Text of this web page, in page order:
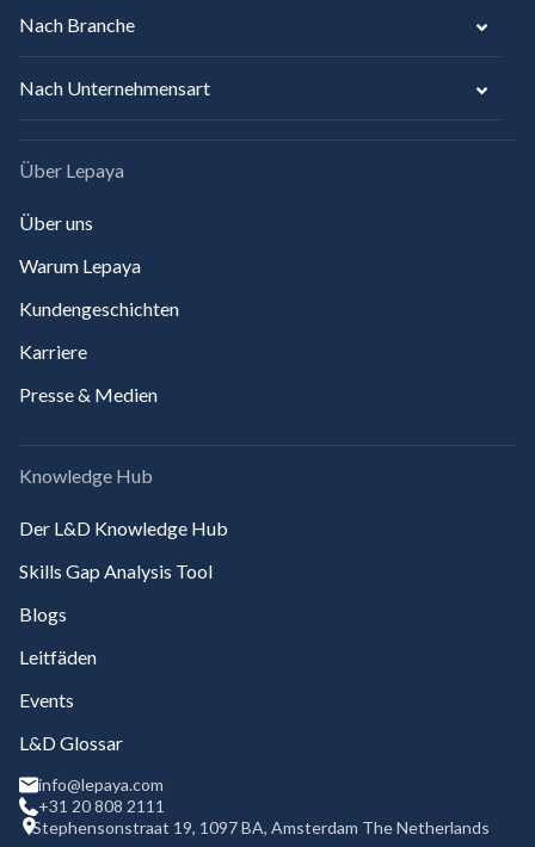
Nach Branche
Nach Unternehmensart
Über Lepaya
Über uns
Warum Lepaya
Kundengeschichten
Karriere
Presse & Medien
Knowledge Hub
Der L&D Knowledge Hub
Skills Gap Analysis Tool
Blogs
Leitfäden
Events
L&D Glossar
info@lepaya.com
+31 20 808 2111
Stephensonstraat 19, 1097 BA, Amsterdam The Netherlands